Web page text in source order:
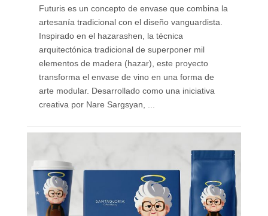
Futuris es un concepto de envase que combina la
artesanía tradicional con el diseño vanguardista.
Inspirado en el hazarashen, la técnica
arquitectónica tradicional de superponer mil
elementos de madera (hazar), este proyecto
transforma el envase de vino en una forma de
arte modular. Desarrollado como una iniciativa
creativa por Nare Sargsyan, ...